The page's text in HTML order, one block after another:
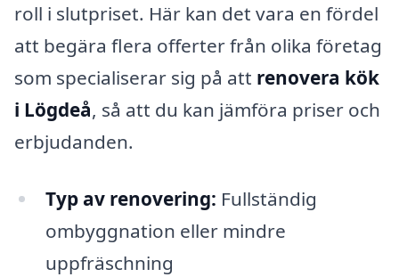
roll i slutpriset. Här kan det vara en fördel
att begära flera offerter från olika företag
som specialiserar sig på att renovera kök
i Lögdeå, så att du kan jämföra priser och
erbjudanden.
Typ av renovering: Fullständig
ombyggnation eller mindre
uppfräschning